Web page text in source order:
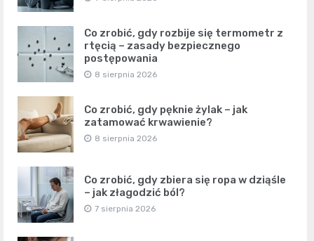
Co zrobić, gdy rozbije się termometr z
rtęcią – zasady bezpiecznego
postępowania
8 sierpnia 2026
Co zrobić, gdy pęknie żylak – jak
zatamować krwawienie?
8 sierpnia 2026
Co zrobić, gdy zbiera się ropa w dziąśle
– jak złagodzić ból?
7 sierpnia 2026